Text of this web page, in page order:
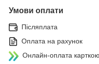
Умови оплати
Післяплата
Оплата на рахунок
Онлайн-оплата